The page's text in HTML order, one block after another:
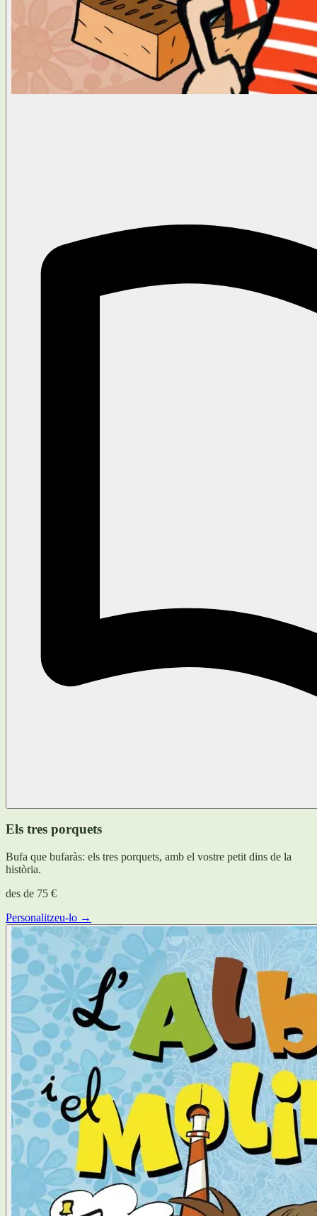
Els tres porquets
Bufa que bufaràs: els tres porquets, amb el vostre petit dins de la
història.
des de 75 €
Personalitzeu-lo →